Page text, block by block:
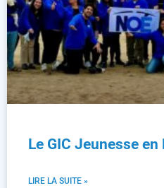
Le GIC Jeunesse
LIRE LA SUITE »